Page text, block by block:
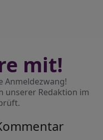
mit!
Anmeldezwang!
unserer Redaktion im